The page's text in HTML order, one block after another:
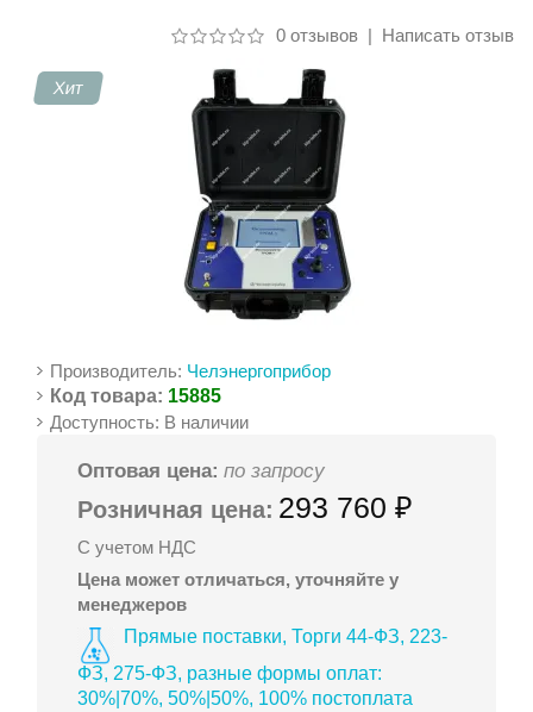
0 отзывов| Написать отзыв
Хит
Производитель: Челэнергоприбор
Код товара: 15885
Доступность: В наличии
Оптовая цена: по запросу
Розничная цена: 293 760 ₽
С учетом НДС
Цена может отличаться, уточняйте у
менеджеров
Прямые поставки, Торги 44-ФЗ, 223-
ФЗ, 275-ФЗ, разные формы оплат:
30%|70%, 50%|50%, 100% постоплата